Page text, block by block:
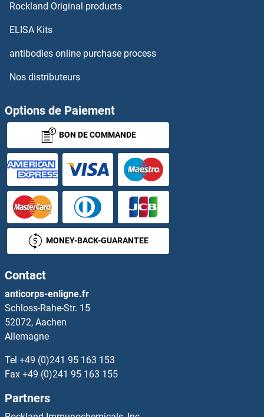
GPBAR1 Anticorps
GPBP1L1 Anticorps
GPC1 Anticorps
GPC2 Anticorps
GPC4 Anticorps
GPC5 Anticorps
GPD1L Anticorps
GPD2 Anticorps
GPER Anticorps
GPHa2 Anticorps
GPHB5 Anticorps
GPI Anticorps
GPIHBP1 Anticorps
Rockland Original products
ELISA Kits
antibodies online purchase process
Nos distributeurs
Options de Paiement
BON DE COMMANDE
MONEY-BACK-GUARANTEE
Contact
anticorps-enligne.fr
Schloss-Rahe-Str. 15
52072, Aachen
Allemagne
Tel +49 (0)241 95 163 153
Fax +49 (0)241 95 163 155
Partners